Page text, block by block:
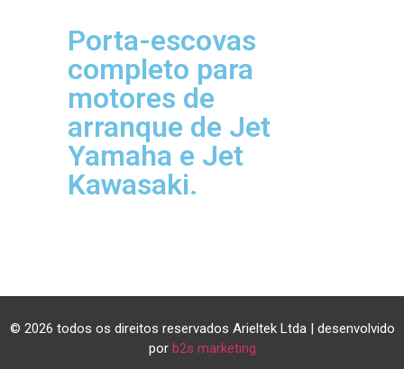
Porta-escovas
completo para
motores de
arranque de Jet
Yamaha e Jet
Kawasaki.
© 2026 todos os direitos reservados Arieltek Ltda | desenvolvido
por b2s marketing